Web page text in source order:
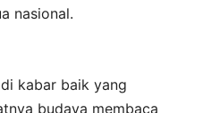
nasional.
kabar baik yang
budaya membaca